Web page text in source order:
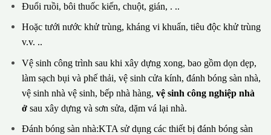
Đuổi ruồi, bôi thuốc kiến, chuột, gián, . ..
Hoặc tưới nước khử trùng, kháng vi khuẩn, tiêu độc khử trùng
v.v. ..
Vệ sinh công trình sau khi xây dựng xong, bao gồm dọn dẹp,
làm sạch bụi và phế thải, vệ sinh cửa kính, đánh bóng sàn nhà,
vệ sinh nhà vệ sinh, bếp nhà hàng, vệ sinh công nghiệp nhà
ởsau xây dựng và sơn sửa, dặm vá lại nhà.
Đánh bóng sàn nhà:KTA sử dụng các thiết bị đánh bóng sàn